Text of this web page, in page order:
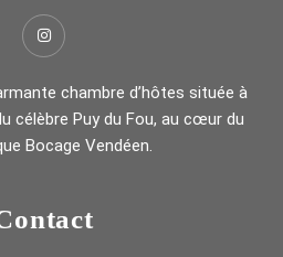
chambre d’hôtes située à
célèbre Puy du Fou, au cœur du
Bocage Vendéen.